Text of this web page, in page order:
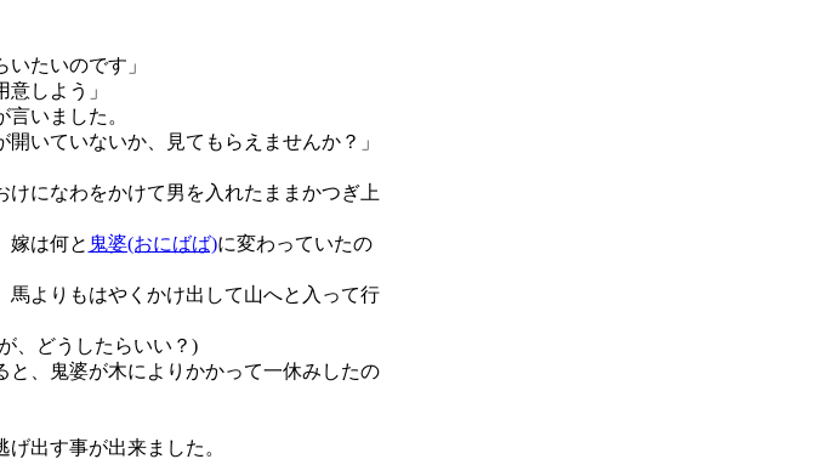
たいのです」
しよう」
いました。
いていないか、見てもらえませんか？」
になわをかけて男を入れたままかつぎ上
嫁は何と 鬼婆(おにばば)に変わっていたの
よりもはやくかけ出して山へと入って行
、どうしたらいい？)
、鬼婆が木によりかかって一休みしたの
出す事が出来ました。